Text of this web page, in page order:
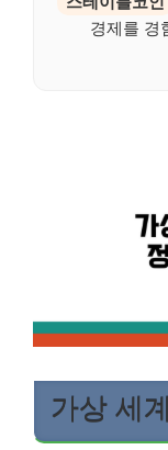
경제를 경
가상 세